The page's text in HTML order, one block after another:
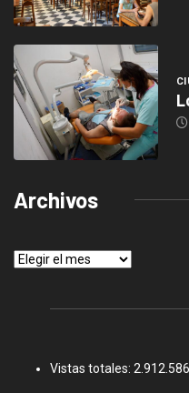
Archivos
Archivos
Vistas totales: 2.912.586